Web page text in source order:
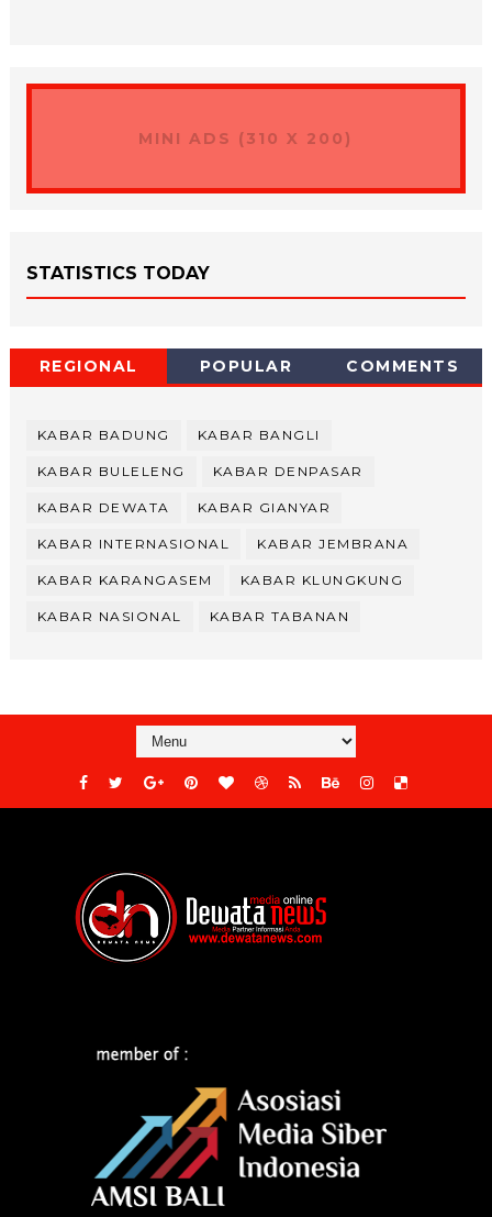
MINI ADS (310 X 200)
STATISTICS TODAY
REGIONAL POPULAR COMMENTS
KABAR BADUNG KABAR BANGLI
KABAR BULELENG KABAR DENPASAR
KABAR DEWATA KABAR GIANYAR
KABAR INTERNASIONAL KABAR JEMBRANA
KABAR KARANGASEM KABAR KLUNGKUNG
KABAR NASIONAL KABAR TABANAN